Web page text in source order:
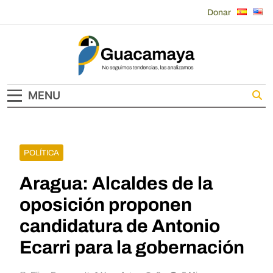
Donar
Guacamaya
MENU
POLÍTICA
Aragua: Alcaldes de la
oposición proponen
candidatura de Antonio
Ecarri para la gobernación